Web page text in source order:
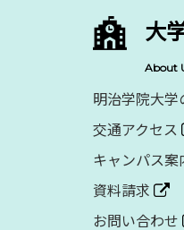
大
About
明治学院大学
交通アクセス
キャンパス案
資料請求
お問い合わせ